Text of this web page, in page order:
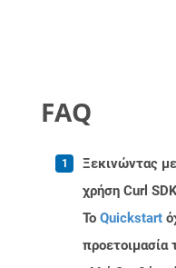
FAQ
Ξεκινώντας
χρήση Curl
Το Quickstart
προετοιμασία